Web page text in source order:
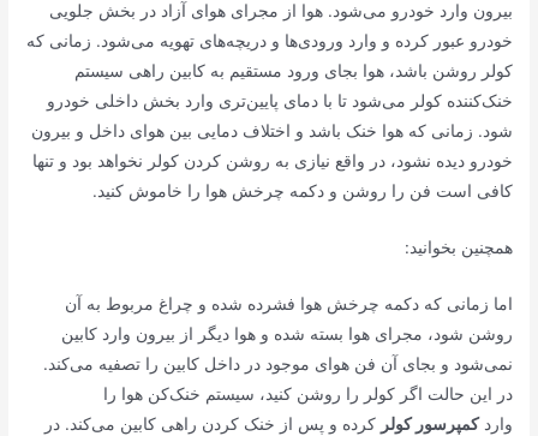
بیرون وارد خودرو می‌شود. هوا از مجرای هوای آزاد در بخش جلویی
خودرو عبور کرده و وارد ورودی‌ها و دریچه‌های تهویه می‌شود. زمانی که
کولر روشن باشد، هوا بجای ورود مستقیم به کابین راهی سیستم
خنک‌کننده کولر می‌شود تا با دمای پایین‌تری وارد بخش داخلی خودرو
شود. زمانی که هوا خنک باشد و اختلاف دمایی بین هوای داخل و بیرون
خودرو دیده نشود، در واقع نیازی به روشن کردن کولر نخواهد بود و تنها
کافی است فن را روشن و دکمه چرخش هوا را خاموش کنید.
همچنین بخوانید:
اما زمانی که دکمه چرخش هوا فشرده شده و چراغ مربوط به آن
روشن شود، مجرای هوا بسته شده و هوا دیگر از بیرون وارد کابین
نمی‌شود و بجای آن فن هوای موجود در داخل کابین را تصفیه می‌کند.
در این حالت اگر کولر را روشن کنید، سیستم خنک‌کن هوا را
واردکمپرسور کولر کرده و پس از خنک کردن راهی کابین می‌کند. در